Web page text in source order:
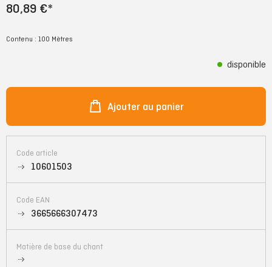
80,89 €*
Contenu : 100 Mètres
disponible
Ajouter au panier
Code article
10601503
Code EAN
3665666307473
Matière de base du chant